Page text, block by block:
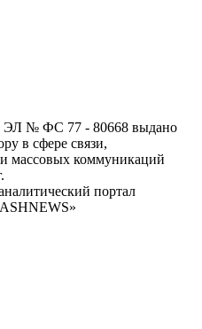
№ ФС 77 - 80668 выдано
в сфере связи,
массовых коммуникаций
портал